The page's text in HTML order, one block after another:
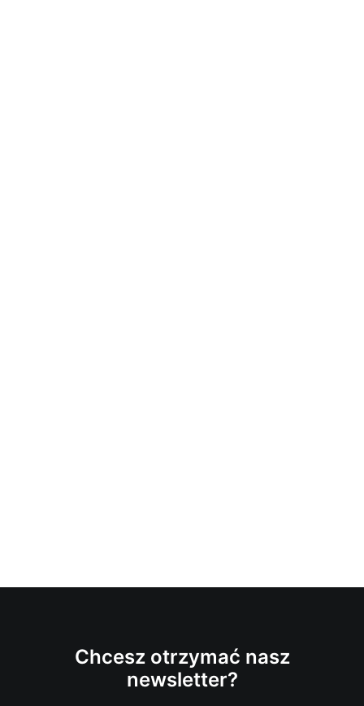
Chcesz otrzymać nasz
newsletter?